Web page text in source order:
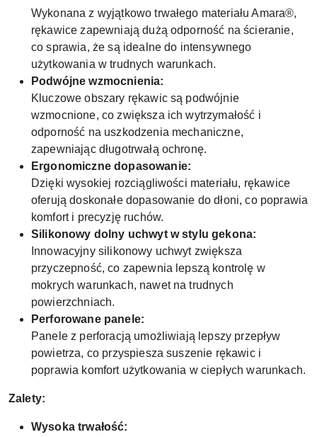
Wykonana z wyjątkowo trwałego materiału Amara®,
rękawice zapewniają dużą odporność na ścieranie,
co sprawia, że są idealne do intensywnego
użytkowania w trudnych warunkach.
Podwójne wzmocnienia:
Kluczowe obszary rękawic są podwójnie
wzmocnione, co zwiększa ich wytrzymałość i
odporność na uszkodzenia mechaniczne,
zapewniając długotrwałą ochronę.
Ergonomiczne dopasowanie:
Dzięki wysokiej rozciągliwości materiału, rękawice
oferują doskonałe dopasowanie do dłoni, co poprawia
komfort i precyzję ruchów.
Silikonowy dolny uchwyt w stylu gekona:
Innowacyjny silikonowy uchwyt zwiększa
przyczepność, co zapewnia lepszą kontrolę w
mokrych warunkach, nawet na trudnych
powierzchniach.
Perforowane panele:
Panele z perforacją umożliwiają lepszy przepływ
powietrza, co przyspiesza suszenie rękawic i
poprawia komfort użytkowania w ciepłych warunkach.
Zalety:
Wysoka trwałość: